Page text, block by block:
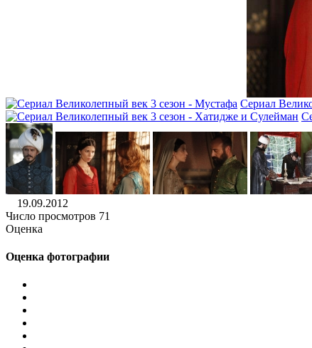
Сериал
19.09.2012
Число просмотров 71
Оценка
Оценка фотографии